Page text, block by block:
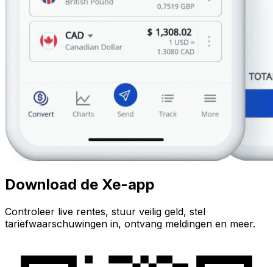
Download de Xe-app
Controleer live rentes, stuur veilig geld, stel
tariefwaarschuwingen in, ontvang meldingen en meer.